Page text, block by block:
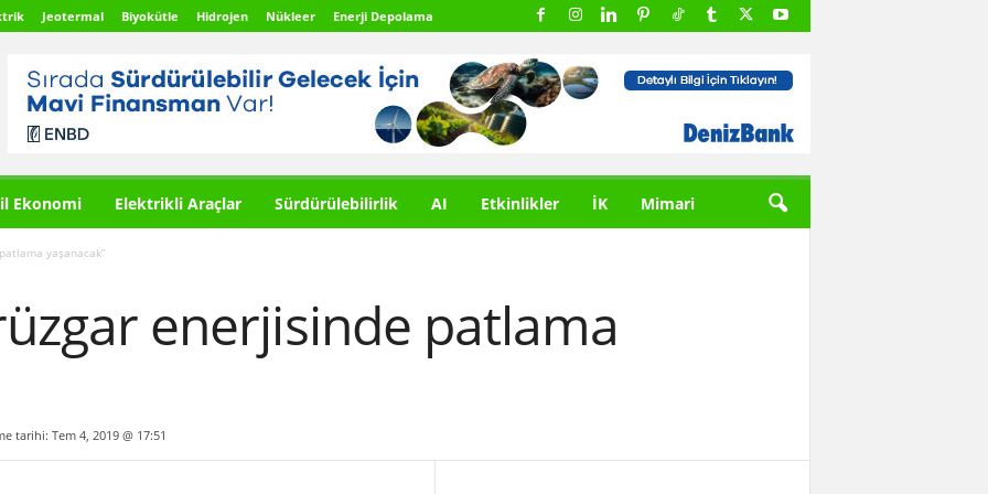
Jeotermal Biyokütle Hidrojen Nükleer Enerji Depolama
Ekonomi Elektrikli Araçlar Sürdürülebilirlik AI Etkinlikler İK Mimari
yaşanacak”
enerjisinde patlama
tarihi: Tem 4, 2019 @ 17:51